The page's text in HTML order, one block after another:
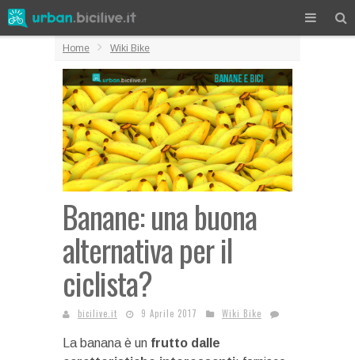
Home Wiki Bike
Banane: una buona
alternativa per il
ciclista?
bicilive.it 9 Aprile 2017 Wiki Bike
La banana è un frutto dalle